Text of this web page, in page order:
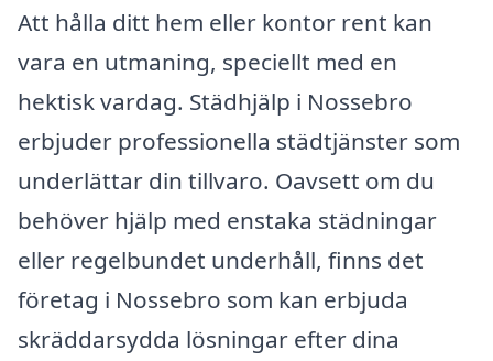
Att hålla ditt hem eller kontor rent kan
vara en utmaning, speciellt med en
hektisk vardag. Städhjälp i Nossebro
erbjuder professionella städtjänster som
underlättar din tillvaro. Oavsett om du
behöver hjälp med enstaka städningar
eller regelbundet underhåll, finns det
företag i Nossebro som kan erbjuda
skräddarsydda lösningar efter dina